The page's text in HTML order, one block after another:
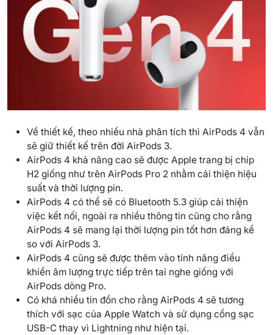
Về thiết kế, theo nhiều nhà phân tích thì AirPods 4 vẫn
sẽ giữ thiết kế trên đời AirPods 3.
AirPods 4 khả năng cao sẽ được Apple trang bị chip
H2 giống như trên AirPods Pro 2 nhằm cải thiện hiệu
suất và thời lượng pin.
AirPods 4 có thể sẽ có Bluetooth 5.3 giúp cải thiện
việc kết nối, ngoài ra nhiều thông tin cũng cho rằng
AirPods 4 sẽ mang lại thời lượng pin tốt hơn đáng kể
so với AirPods 3.
AirPods 4 cũng sẽ được thêm vào tính năng điều
khiển âm lượng trực tiếp trên tai nghe giống với
AirPods dòng Pro.
Có khá nhiều tin đồn cho rằng AirPods 4 sẽ tương
thích với sạc của Apple Watch và sử dụng cổng sạc
USB-C thay vì Lightning như hiện tại.